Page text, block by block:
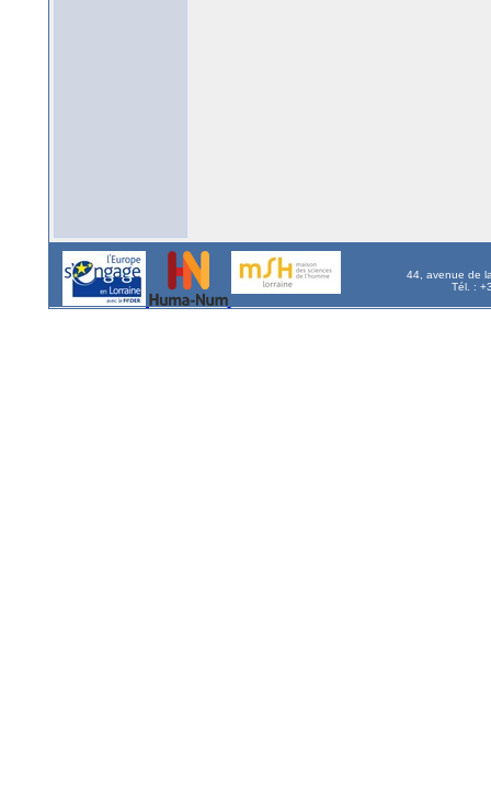
44, avenue de
Tél. :